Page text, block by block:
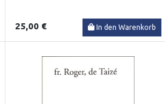
25,00 € In den Warenkorb